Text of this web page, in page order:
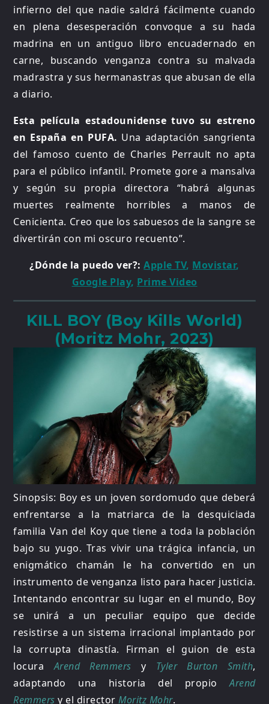
infierno del que nadie saldrá fácilmente cuando
en plena desesperación convoque a su hada
madrina en un antiguo libro encuadernado en
carne, buscando venganza contra su malvada
madrastra y sus hermanastras que abusan de ella
a diario.
Esta película estadounidense tuvo su estreno
en España en PUFA. Una adaptación sangrienta
del famoso cuento de Charles Perrault no apta
para el público infantil. Promete gore a mansalva
y según su propia directora “habrá algunas
muertes realmente horribles a manos de
Cenicienta. Creo que los sabuesos de la sangre se
divertirán con mi oscuro recuento”.
¿Dónde la puedo ver?:Apple TV, Movistar,
Google Play, Prime Video
KILL BOY (Boy Kills World)
(Moritz Mohr, 2023)
Sinopsis: Boy es un joven sordomudo que deberá
enfrentarse a la matriarca de la desquiciada
familia Van del Koy que tiene a toda la población
bajo su yugo. Tras vivir una trágica infancia, un
enigmático chamán le ha convertido en un
instrumento de venganza listo para hacer justicia.
Intentando encontrar su lugar en el mundo, Boy
se unirá a un peculiar equipo que decide
resistirse a un sistema irracional implantado por
la corrupta dinastía. Firman el guion de esta
locura Arend Remmers y Tyler Burton Smith,
adaptando una historia del propioArend
Remmers y el directorMoritz Mohr.